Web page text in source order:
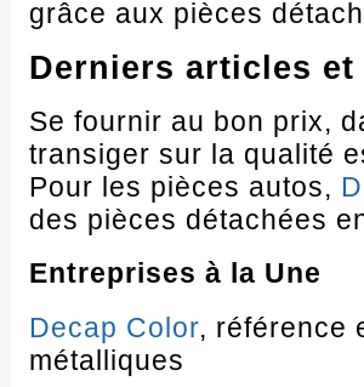
grâce aux pièces
Derniers articles
Se fournir au bon prix,
transiger sur la qualité
Pour les pièces autos,
des pièces détachées
Entreprises à la Une
Decap Color, référence
métalliques